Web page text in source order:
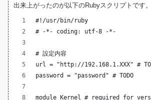
出来上がったのが以下のRubyスクリプトです。
#!/usr/bin/ruby
# -*- coding: utf-8 -*-
# 設定内容
url = "http://192.168.1.XXX" #
password = "password" # TODO
module Kernel # required for